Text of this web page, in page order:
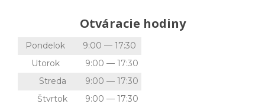
Otváracie hodiny
Pondelok
9:00 — 17:30
Utorok
9:00 — 17:30
Streda
9:00 — 17:30
Štvrtok
9:00 — 17:30